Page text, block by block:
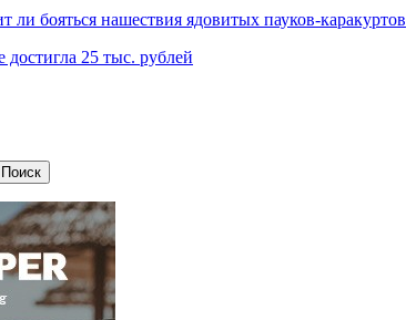
ли бояться нашествия ядовитых пауков-каракуртов
достигла 25 тыс. рублей